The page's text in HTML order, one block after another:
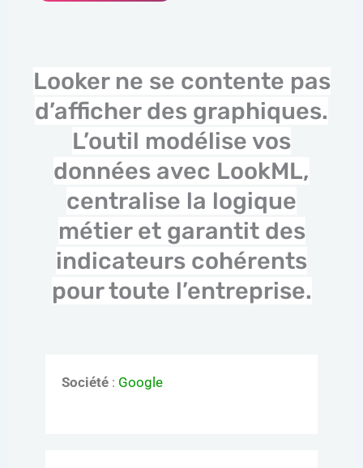
Looker ne se contente pas
d’afficher des graphiques.
L’outil modélise vos
données avec LookML,
centralise la logique
métier et garantit des
indicateurs cohérents
pour toute l’entreprise.
Société : Google